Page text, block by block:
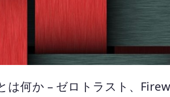
何か – ゼロトラスト、